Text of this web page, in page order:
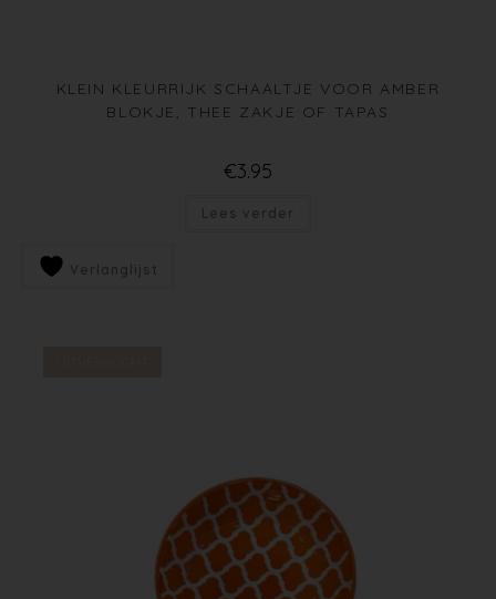
KLEIN KLEURRIJK SCHAALTJE VOOR AMBER
BLOKJE, THEE ZAKJE OF TAPAS
€3.95
Lees verder
Verlanglijst